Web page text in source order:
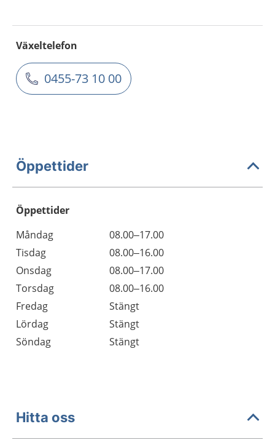
Växeltelefon
0455-73 10 00
Öppettider
Öppettider
Dag
Öppettider
Kommentarer
Måndag
08.00–17.00
Tisdag
08.00–16.00
Onsdag
08.00–17.00
Torsdag
08.00–16.00
Fredag
Stängt
Lördag
Stängt
Söndag
Stängt
Hitta oss